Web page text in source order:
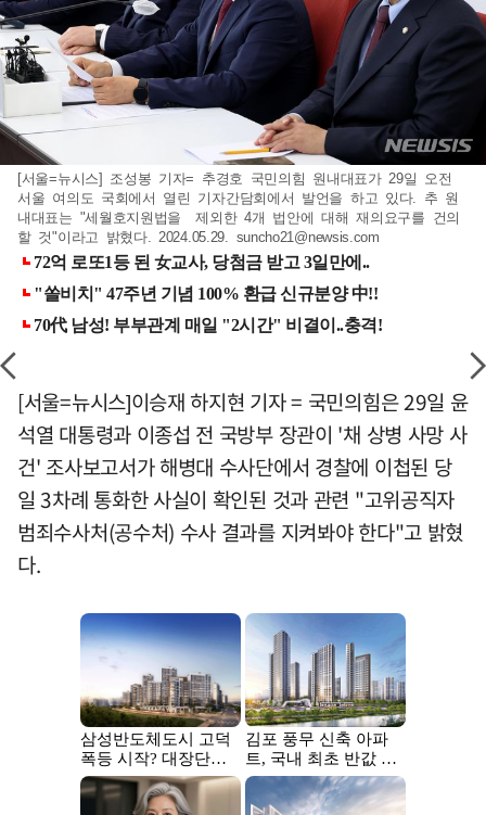
[서울=뉴시스] 조성봉 기자= 추경호 국민의힘 원내대표가 29일 오전
서울 여의도 국회에서 열린 기자간담회에서 발언을 하고 있다. 추 원
내대표는 "세월호지원법을 제외한 4개 법안에 대해 재의요구를 건의
할 것"이라고 밝혔다. 2024.05.29. suncho21@newsis.com
[서울=뉴시스]이승재 하지현 기자 = 국민의힘은 29일 윤
석열 대통령과 이종섭 전 국방부 장관이 '채 상병 사망 사
건' 조사보고서가 해병대 수사단에서 경찰에 이첩된 당
일 3차례 통화한 사실이 확인된 것과 관련 "고위공직자
범죄수사처(공수처) 수사 결과를 지켜봐야 한다"고 밝혔
다.